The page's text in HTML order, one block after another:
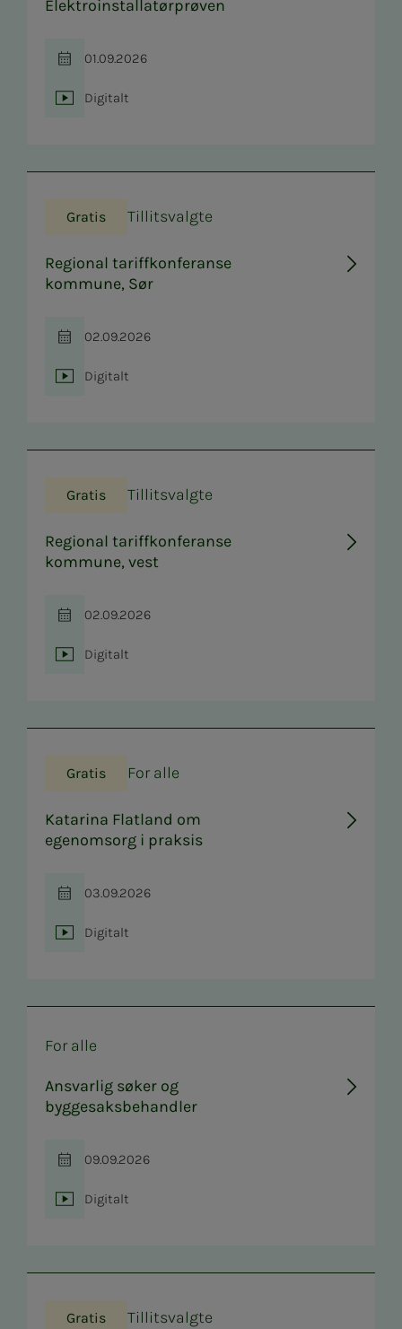
Elektroinstallatørprøven
Tid
01.09.2026
Sted
Digitalt
Gratis Tillitsvalgte
Regional tariffkonferanse
kommune, Sør
Tid
02.09.2026
Sted
Digitalt
Gratis Tillitsvalgte
Regional tariffkonferanse
kommune, vest
Tid
02.09.2026
Sted
Digitalt
Gratis For alle
Katarina Flatland om
egenomsorg i praksis
Tid
03.09.2026
Sted
Digitalt
For alle
Ansvarlig søker og
byggesaksbehandler
Tid
09.09.2026
Sted
Digitalt
Gratis Tillitsvalgte